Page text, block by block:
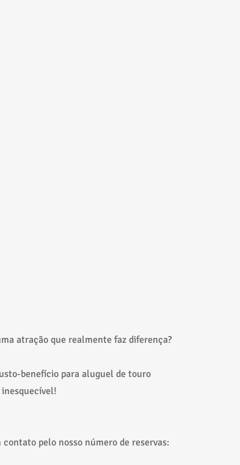
atração que realmente faz diferença?
benefício para aluguel de touro
pelo nosso número de reservas: